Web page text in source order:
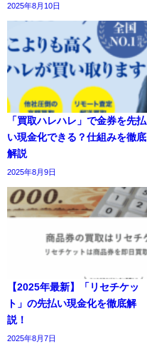
2025年8月10日
「買取ハレハレ」で金券を先払
い現金化できる？仕組みを徹底
解説
2025年8月9日
【2025年最新】「リセチケッ
ト」の先払い現金化を徹底解
説！
2025年8月7日